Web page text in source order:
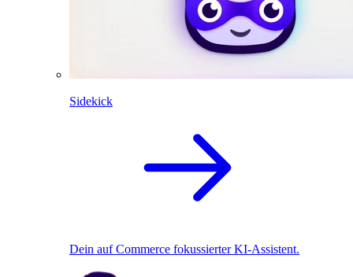
Sidekick
Dein auf Commerce fokussierter KI-Assistent.